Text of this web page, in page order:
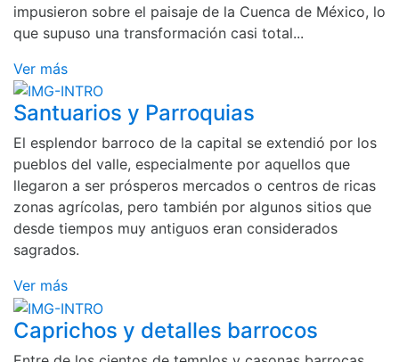
impusieron sobre el paisaje de la Cuenca de México, lo
que supuso una transformación casi total...
Ver más
Santuarios y Parroquias
El esplendor barroco de la capital se extendió por los
pueblos del valle, especialmente por aquellos que
llegaron a ser prósperos mercados o centros de ricas
zonas agrícolas, pero también por algunos sitios que
desde tiempos muy antiguos eran considerados
sagrados.
Ver más
Caprichos y detalles barrocos